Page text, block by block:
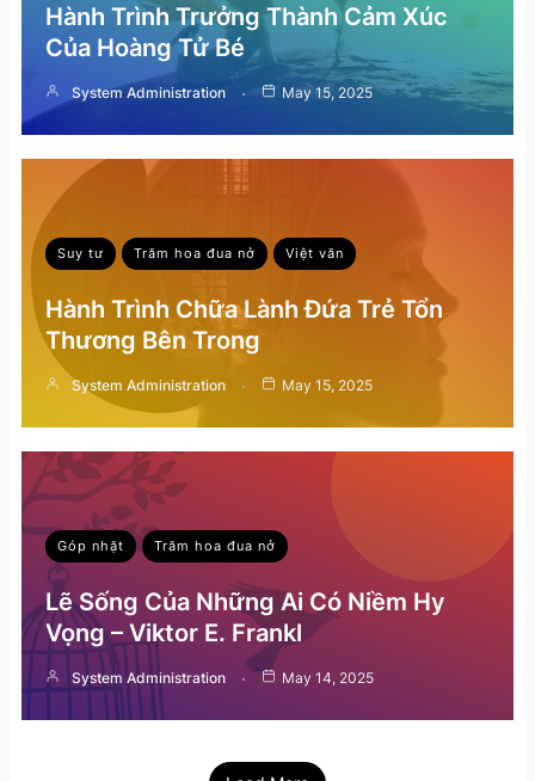
Hành Trình Trưởng Thành Cảm Xúc
Của Hoàng Tử Bé
System Administration May 15, 2025
Suy tư Trăm hoa đua nở Việt văn
Hành Trình Chữa Lành Đứa Trẻ Tổn
Thương Bên Trong
System Administration May 15, 2025
Góp nhặt Trăm hoa đua nở
Lẽ Sống Của Những Ai Có Niềm Hy
Vọng – Viktor E. Frankl
System Administration May 14, 2025